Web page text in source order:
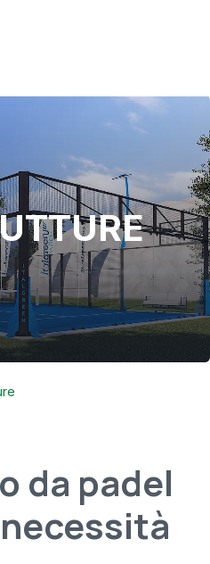
da padel